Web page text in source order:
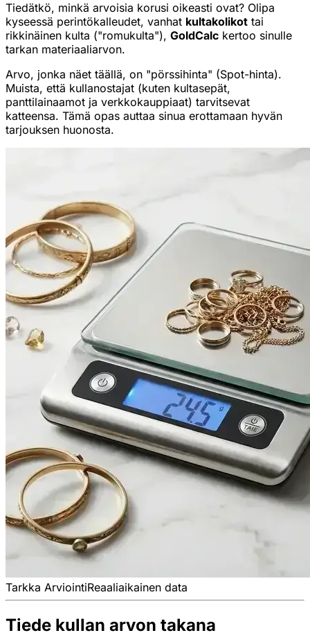
Tiedätkö, minkä arvoisia korusi oikeasti ovat? Olipa
kyseessä perintökalleudet, vanhat kultakolikot tai
rikkinäinen kulta ("romukulta"), GoldCalc kertoo sinulle
tarkan materiaaliarvon.
Arvo, jonka näet täällä, on "pörssihinta" (Spot-hinta).
Muista, että kullanostajat (kuten kultasepät,
panttilainaamot ja verkkokauppiaat) tarvitsevat
katteensa. Tämä opas auttaa sinua erottamaan hyvän
tarjouksen huonosta.
Tarkka ArviointiReaaliaikainen data
Tiede kullan arvon takana